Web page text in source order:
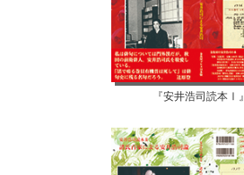
『安井浩司読本Ⅰ』